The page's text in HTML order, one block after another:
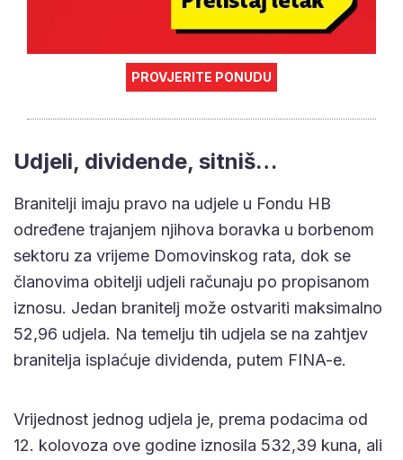
PROVJERITE PONUDU
Udjeli, dividende, sitniš…
Branitelji imaju pravo na udjele u Fondu HB
određene trajanjem njihova boravka u borbenom
sektoru za vrijeme Domovinskog rata, dok se
članovima obitelji udjeli računaju po propisanom
iznosu. Jedan branitelj može ostvariti maksimalno
52,96 udjela. Na temelju tih udjela se na zahtjev
branitelja isplaćuje dividenda, putem FINA-e.
Vrijednost jednog udjela je, prema podacima od
12. kolovoza ove godine iznosila 532,39 kuna, ali